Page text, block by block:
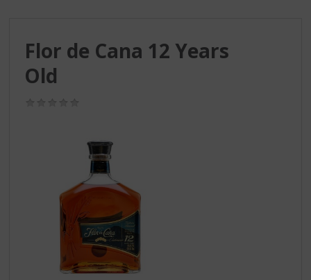
Flor de Cana 12 Years
Old